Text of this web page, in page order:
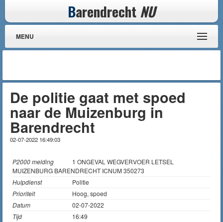
Barendrecht NU
MENU
De politie gaat met spoed
naar de Muizenburg in
Barendrecht
02-07-2022 16:49:03
P2000 melding
1 ONGEVAL WEGVERVOER LETSEL
MUIZENBURG BARENDRECHT ICNUM 350273
Hulpdienst
Politie
Prioriteit
Hoog, spoed
Datum
02-07-2022
Tijd
16:49